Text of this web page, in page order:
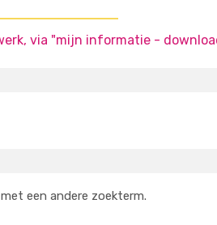
via "mijn informatie -
een andere zoekterm.